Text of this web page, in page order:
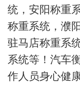
统，安阳称重
称重系统，濮
驻马店称重系
系统等！汽车
作人员身心健康